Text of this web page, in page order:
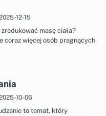
12-15
masę ciała?
coraz więcej osób pragnących
10-06
to temat, który